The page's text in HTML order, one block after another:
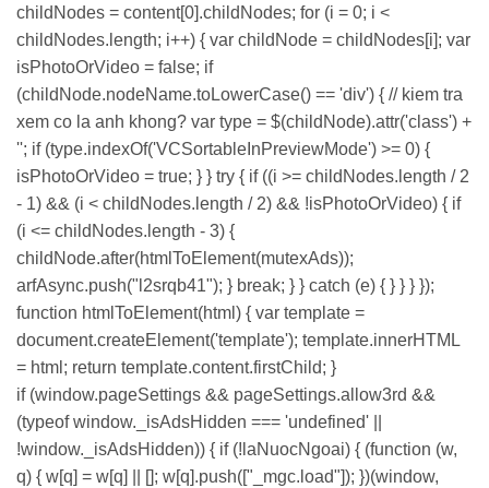
childNodes = content[0].childNodes; for (i = 0; i <
childNodes.length; i++) { var childNode = childNodes[i]; var
isPhotoOrVideo = false; if
(childNode.nodeName.toLowerCase() == 'div') { // kiem tra
xem co la anh khong? var type = $(childNode).attr('class') +
''; if (type.indexOf('VCSortableInPreviewMode') >= 0) {
isPhotoOrVideo = true; } } try { if ((i >= childNodes.length / 2
- 1) && (i < childNodes.length / 2) && !isPhotoOrVideo) { if
(i <= childNodes.length - 3) {
childNode.after(htmlToElement(mutexAds));
arfAsync.push("l2srqb41"); } break; } } catch (e) { } } } });
function htmlToElement(html) { var template =
document.createElement('template'); template.innerHTML
= html; return template.content.firstChild; }
if (window.pageSettings && pageSettings.allow3rd &&
(typeof window._isAdsHidden === 'undefined' ||
!window._isAdsHidden)) { if (!laNuocNgoai) { (function (w,
q) { w[q] = w[q] || []; w[q].push(["_mgc.load"]); })(window,